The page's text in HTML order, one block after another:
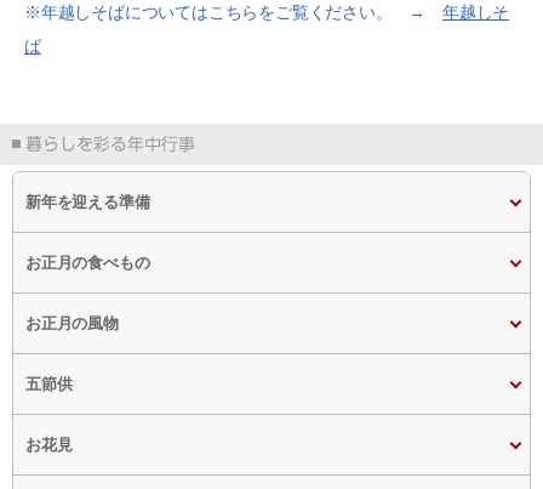
※年越しそばについてはこちらをご覧ください。 →年越しそ
ば
新年を迎える準備
お正月の食べもの
お正月の風物
五節供
お花見